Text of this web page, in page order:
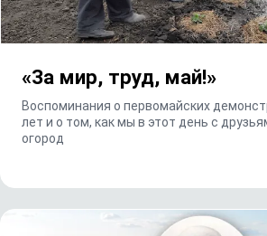
«За мир, труд, май!»
Воспоминания о первомайских
лет и о том, как мы в этот день с
огород